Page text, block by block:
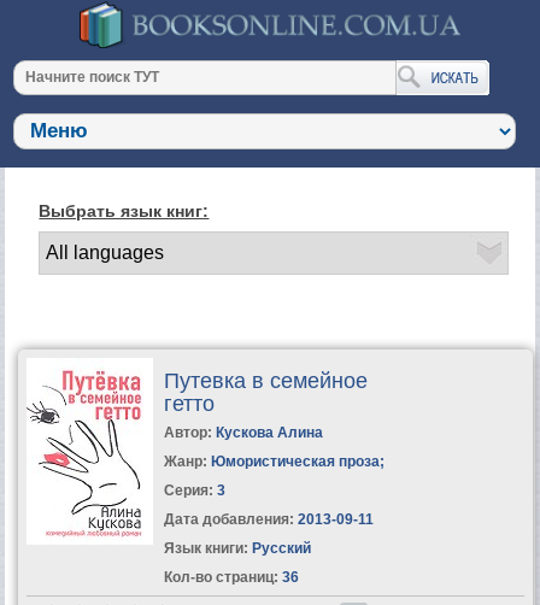
Выбрать язык книг:
Путевка в семейное
гетто
Автор: Кускова Алина
Жанр: Юмористическая проза;
Серия: 3
Дата добавления: 2013-09-11
Язык книги: Русский
Кол-во страниц: 36